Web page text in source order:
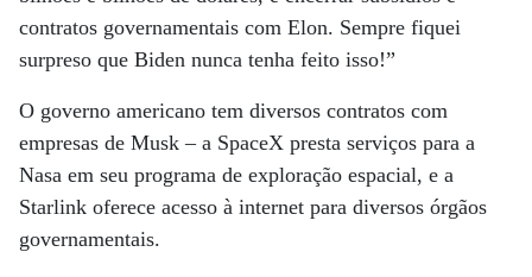
contratos governamentais com Elon. Sempre fiquei
surpreso que Biden nunca tenha feito isso!”
O governo americano tem diversos contratos com
empresas de Musk – a SpaceX presta serviços para a
Nasa em seu programa de exploração espacial, e a
Starlink oferece acesso à internet para diversos órgãos
governamentais.